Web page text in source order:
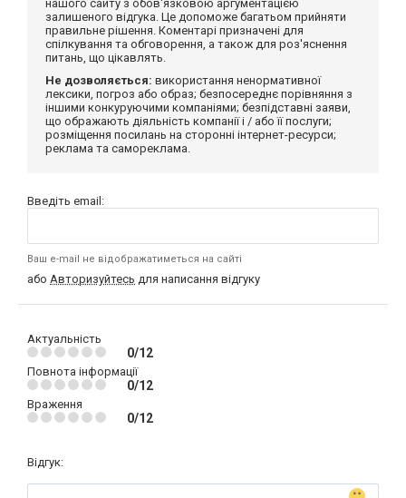
нашого сайту з обов'язковою аргументацією
залишеного відгука. Це допоможе багатьом прийняти
правильне рішення. Коментарі призначені для
спілкування та обговорення, а також для роз'яснення
питань, що цікавлять.
Не дозволяється: використання ненормативної
лексики, погроз або образ; безпосереднє порівняння з
іншими конкуруючими компаніями; безпідставні заяви,
що ображають діяльність компанії і / або її послуги;
розміщення посилань на сторонні інтернет-ресурси;
реклама та самореклама.
Введіть email:
Ваш e-mail не відображатиметься на сайті
або Авторизуйтесь для написання відгуку
Актуальність
0/12
Повнота інформації
0/12
Враження
0/12
Відгук: